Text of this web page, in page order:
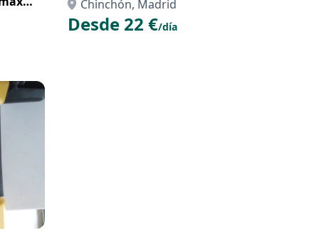
Chinchón, Madrid
Desde 22 €/día